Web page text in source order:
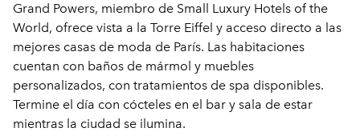
Grand Powers, miembro de Small Luxury Hotels of the
World, ofrece vista a la Torre Eiffel y acceso directo a las
mejores casas de moda de París. Las habitaciones
cuentan con baños de mármol y muebles
personalizados, con tratamientos de spa disponibles.
Termine el día con cócteles en el bar y sala de estar
mientras la ciudad se ilumina.